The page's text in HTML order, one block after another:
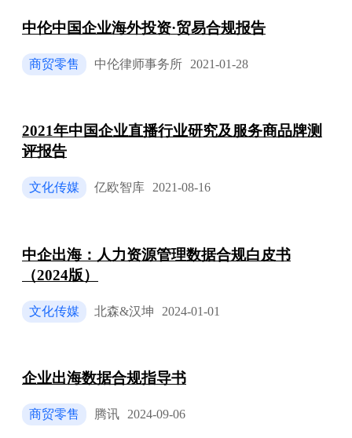
中伦中国企业海外投资·贸易合规报告
商贸零售 中伦律师事务所 2021-01-28
2021年中国企业直播行业研究及服务商品牌测
评报告
文化传媒 亿欧智库 2021-08-16
中企出海：人力资源管理数据合规白皮书
（2024版）
文化传媒 北森&汉坤 2024-01-01
企业出海数据合规指导书
商贸零售 腾讯 2024-09-06